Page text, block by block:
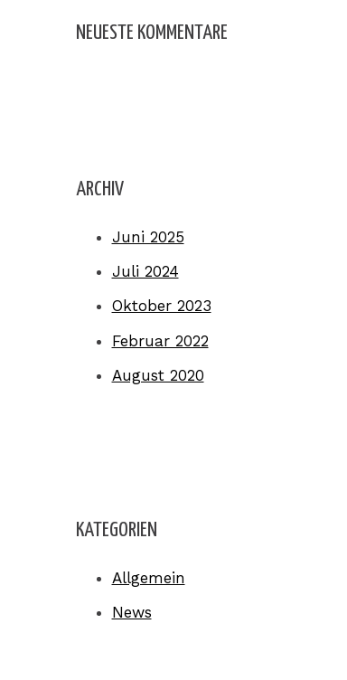
NEUESTE KOMMENTARE
ARCHIV
Juni 2025
Juli 2024
Oktober 2023
Februar 2022
August 2020
KATEGORIEN
Allgemein
News